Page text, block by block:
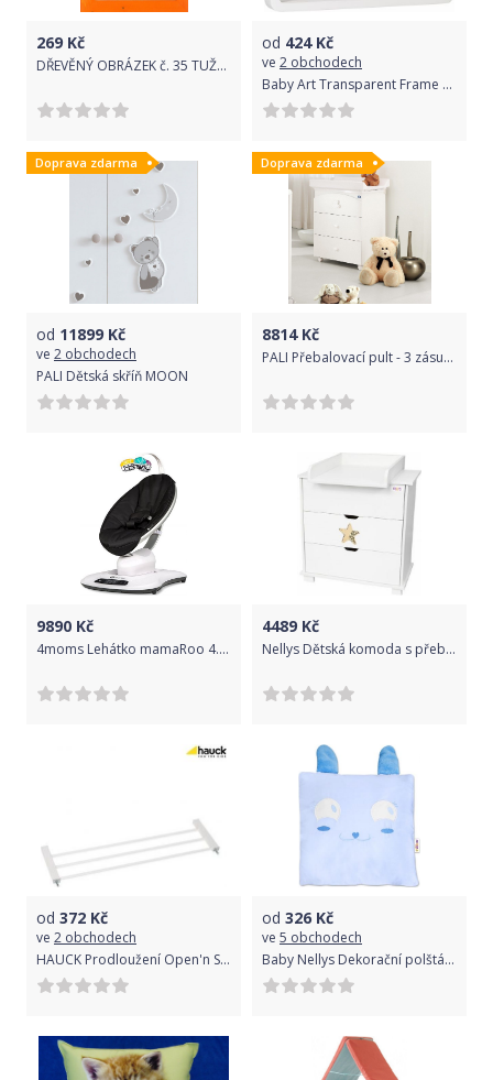
269 Kč
DŘEVĚNÝ OBRÁZEK č. 35 TUŽKY 20x25cm
od 424Kč
ve 2 obchodech
Baby Art Transparent Frame Crystal
Doprava zdarma
od 11899 Kč
ve 2 obchodech
PALI Dětská skříň MOON
Doprava zdarma
8814Kč
PALI Přebalovací pult - 3 zásuvky PRESTIGE-White-LITTLE STAR bílá
9890 Kč
4moms Lehátko mamaRoo 4.0 Classic Black
4489 Kč
Nellys Dětská komoda s přebalovácím pultem STAR - bílá
od 372 Kč
ve 2 obchodech
HAUCK Prodloužení Open'n Stop 21 cm - White
od 326 Kč
ve 5 obchodech
Baby Nellys Dekorační polštářek s oušky, 40x40cm - Pejsek